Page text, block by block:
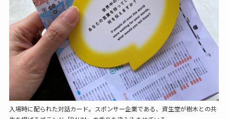
入場時に配られた対話カード。スポンサー企業である、資生堂が樹木との共